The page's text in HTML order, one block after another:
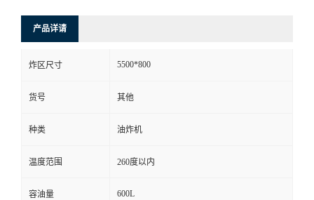
产品详请
炸区尺寸 5500*800
货号 其他
种类 油炸机
温度范围 260度以内
容油量 600L